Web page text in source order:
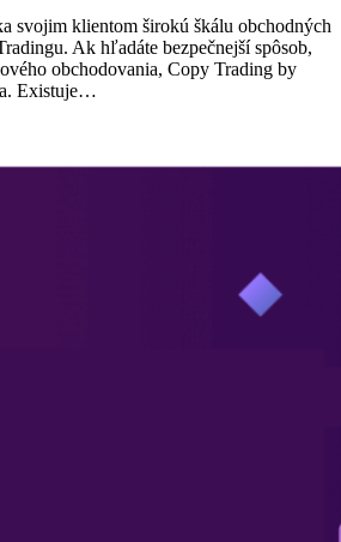
svojim klientom širokú škálu obchodných
Ak hľadáte bezpečnejší spôsob,
obchodovania, Copy Trading by
Existuje…